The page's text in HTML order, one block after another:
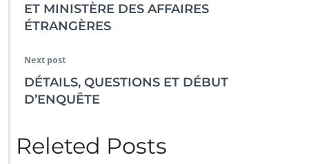
ET MINISTÈRE DES AFFAIRES
ÉTRANGÈRES
Next post
DÉTAILS, QUESTIONS ET DÉBUT
D’ENQUÊTE
Releted Posts